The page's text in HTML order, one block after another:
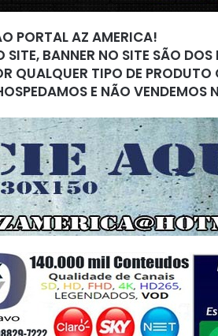
PORTAL AZ AMERICA!
BANNER NO SITE SÃO
QUALQUER TIPO DE PRODUTO
E NÃO